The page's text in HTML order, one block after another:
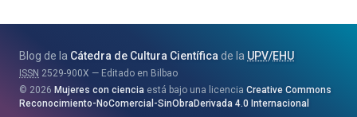
eta
Berrikuntza
Saila
Blog de la Cátedra de Cultura Científicade la UPV/EHU
ISSN 2529-900X
Editado en Bilbao
2026 Mujeres con ciencia está bajo una licencia Creative Commons
Reconocimiento-NoComercial-SinObraDerivada 4.0 Internacional